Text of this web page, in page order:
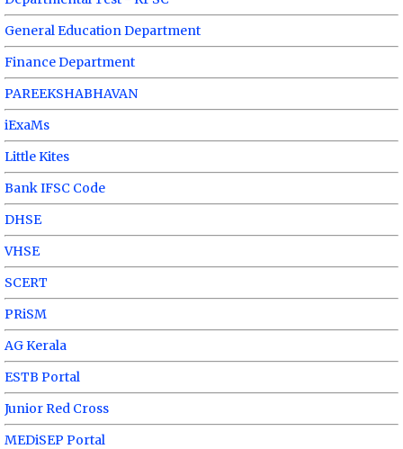
General Education Department
Finance Department
PAREEKSHABHAVAN
iExaMs
Little Kites
Bank IFSC Code
DHSE
VHSE
SCERT
PRiSM
AG Kerala
ESTB Portal
Junior Red Cross
MEDiSEP Portal